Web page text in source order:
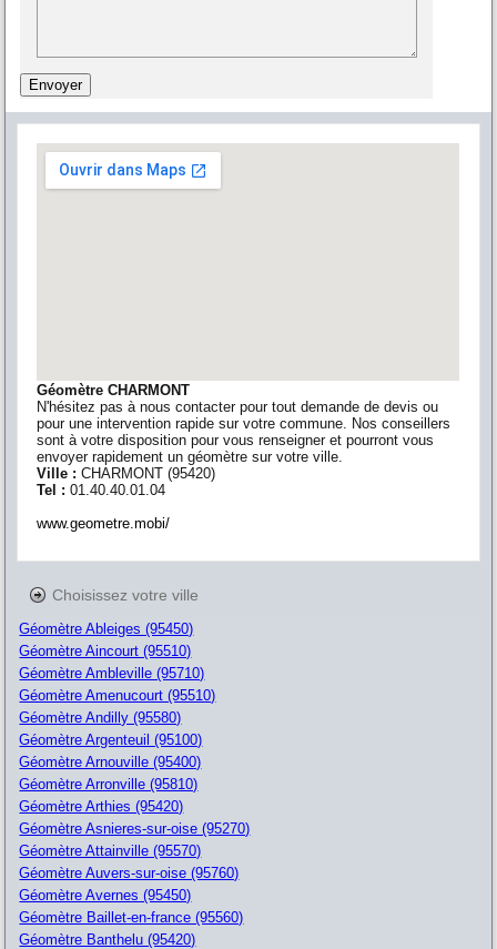
Géomètre CHARMONT
N'hésitez pas à nous contacter pour tout demande de devis ou
pour une intervention rapide sur votre commune. Nos conseillers
sont à votre disposition pour vous renseigner et pourront vous
envoyer rapidement un géomètre sur votre ville.
Ville :CHARMONT (95420)
Tel :01.40.40.01.04
www.geometre.mobi/
Choisissez votre ville
Géomètre Ableiges (95450)
Géomètre Aincourt (95510)
Géomètre Ambleville (95710)
Géomètre Amenucourt (95510)
Géomètre Andilly (95580)
Géomètre Argenteuil (95100)
Géomètre Arnouville (95400)
Géomètre Arronville (95810)
Géomètre Arthies (95420)
Géomètre Asnieres-sur-oise (95270)
Géomètre Attainville (95570)
Géomètre Auvers-sur-oise (95760)
Géomètre Avernes (95450)
Géomètre Baillet-en-france (95560)
Géomètre Banthelu (95420)